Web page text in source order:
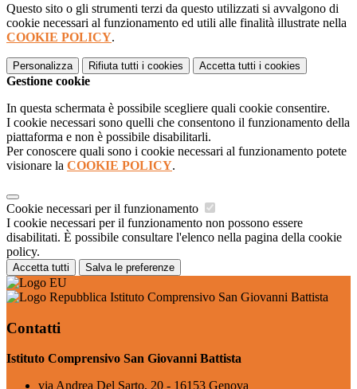
Questo sito o gli strumenti terzi da questo utilizzati si avvalgono di
cookie necessari al funzionamento ed utili alle finalità illustrate nella
COOKIE POLICY.
Personalizza Rifiuta tutti i cookies Accetta tutti i cookies
Gestione cookie
In questa schermata è possibile scegliere quali cookie consentire.
I cookie necessari sono quelli che consentono il funzionamento della
piattaforma e non è possibile disabilitarli.
Per conoscere quali sono i cookie necessari al funzionamento potete
visionare la COOKIE POLICY.
Cookie necessari per il funzionamento
I cookie necessari per il funzionamento non possono essere
disabilitati. È possibile consultare l'elenco nella pagina della cookie
policy.
Accetta tutti Salva le preferenze
Istituto Comprensivo San Giovanni Battista
Contatti
Istituto Comprensivo San Giovanni Battista
via Andrea Del Sarto, 20 - 16153 Genova